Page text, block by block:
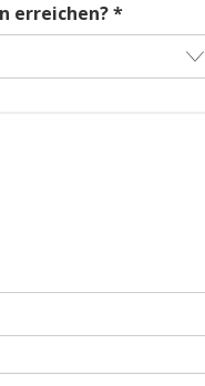
erreichen? *